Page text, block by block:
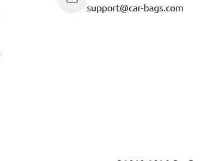
support@car-bags.com